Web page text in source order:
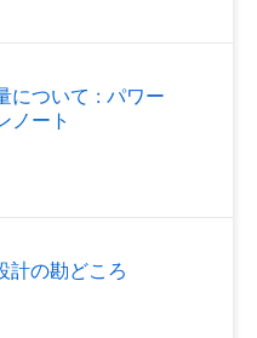
について : パワー
ノート
計の勘どころ